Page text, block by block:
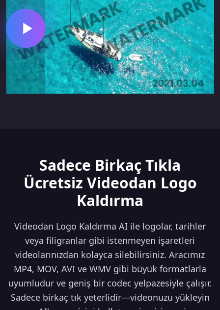
Sadece Birkaç Tıkla
Ücretsiz Videodan Logo
Kaldırma
Videodan Logo Kaldırma AI ile logolar, tarihler
veya filigranlar gibi istenmeyen işaretleri
videolarınızdan kolayca silebilirsiniz. Aracımız
MP4, MOV, AVI ve WMV gibi büyük formatlarla
uyumludur ve geniş bir codec yelpazesiyle çalışır.
Sadece birkaç tık yeterlidir—videonuzu yükleyin